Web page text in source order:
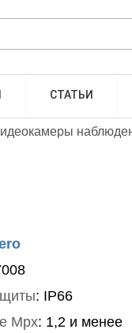
СТАТЬИ
: IP66
Mpx: 1,2 и менее